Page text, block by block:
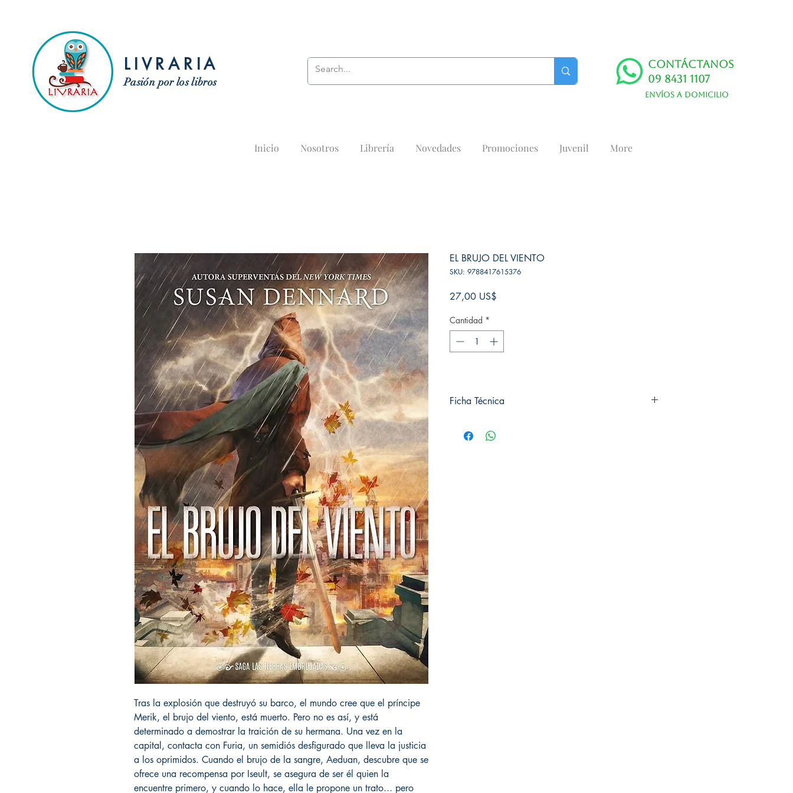
LIVRARIA
Pasión por los libros
Contáctanos
09 8431 1107
Envíos a domicilio
Inicio Nosotros Librería Novedades Promociones Juvenil More
Tras la explosión que destruyó su barco, el mundo cree que el príncipe
Merik, el brujo del viento, está muerto. Pero no es así, y está
determinado a demostrar la traición de su hermana. Una vez en la
capital, contacta con Furia, un semidiós desfigurado que lleva la justicia
a los oprimidos. Cuando el brujo de la sangre, Aeduan, descubre que se
ofrece una recompensa por Iseult, se asegura de ser él quien la
encuentre primero, y cuando lo hace, ella le propone un trato... pero
EL BRUJO DEL VIENTO
SKU: 9788417615376
27,00 US$
Cantidad *
Ficha Técnica
Editorial: HIDRA